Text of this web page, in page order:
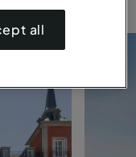
all